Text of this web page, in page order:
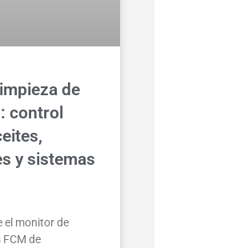
de
control
y sistemas
el monitor de
FCM de